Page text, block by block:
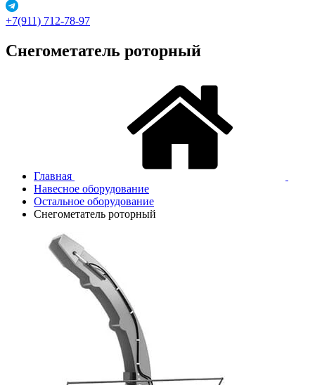
+7(911) 712-78-97
Снегометатель роторный
Главная
Навесное оборудование
Остальное оборудование
Снегометатель роторный